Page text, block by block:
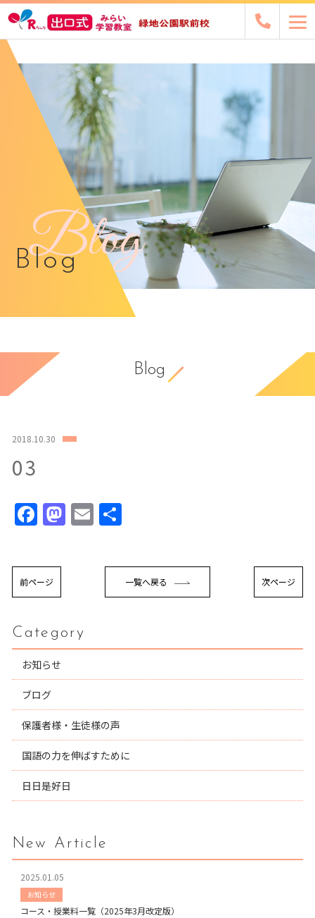
Blog
Blog
Blog
2018.10.30
03
Facebook
Mastodon
Email
共
前ページ 一覧へ戻る 次ページ
Category
お知らせ
ブログ
保護者様・生徒様の声
国語の力を伸ばすために
日日是好日
New Article
2025.01.05
お知らせ
コース・授業料一覧（2025年3月改定版）